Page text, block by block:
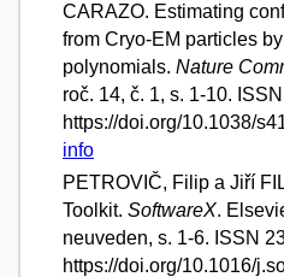
CARAZO. Estimating
from Cryo-EM particles
polynomials. Nature
roč. 14, č. 1, s. 1-10.
https://doi.org/10.1038/
info
PETROVIČ, Filip a Jiří
Toolkit. SoftwareX.
neuveden, s. 1-6. ISSN
https://doi.org/10.1016/